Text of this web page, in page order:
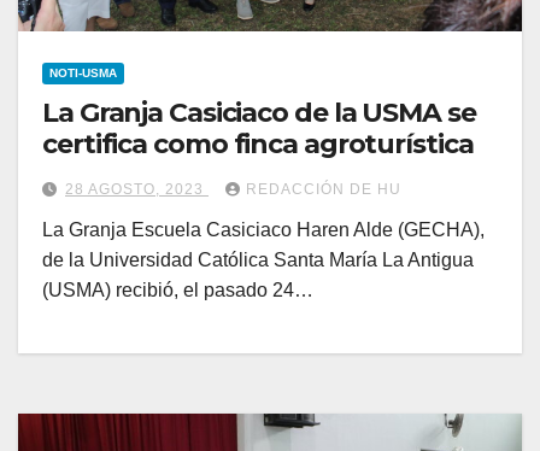
NOTI-USMA
La Granja Casiciaco de la USMA se
certifica como finca agroturística
28 AGOSTO, 2023 REDACCIÓN DE HU
La Granja Escuela Casiciaco Haren Alde (GECHA),
de la Universidad Católica Santa María La Antigua
(USMA) recibió, el pasado 24…